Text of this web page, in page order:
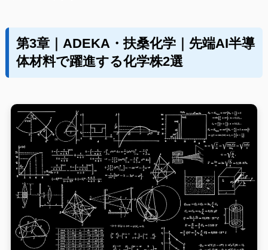
第3章｜ADEKA・扶桑化学｜先端AI半導
体材料で躍進する化学株2選